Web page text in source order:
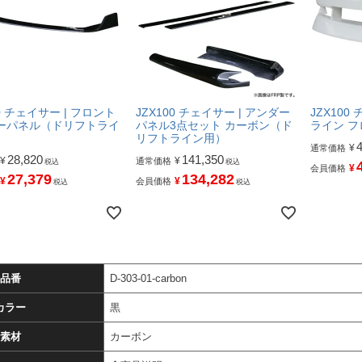
チェイサー | フロント
パネル（ドリフトライ
¥28,820 税込
¥27,379 税込
JZX100 チェイサー | アンダー
パネル3点セット カーボン（ド
リフトライン用）
通常価格 ¥ 141,350 税込
会員価格 ¥ 134,282 税込
JZX100
ライン
通常価格 ¥
会員価格 ¥
品番 D-303-01-carbon
ラー 黒
素材 カーボン